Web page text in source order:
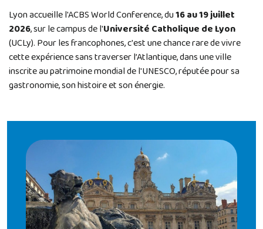
Lyon accueille l'ACBS World Conference, du16 au 19 juillet
2026, sur le campus de l'Université Catholique de Lyon
(UCLy). Pour les francophones, c'est une chance rare de vivre
cette expérience sans traverser l’Atlantique, dans une ville
inscrite au patrimoine mondial de l'UNESCO, réputée pour sa
gastronomie, son histoire et son énergie.